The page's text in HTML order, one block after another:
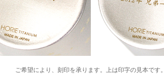
ご希望により、刻印を承ります。上は印字の見本です